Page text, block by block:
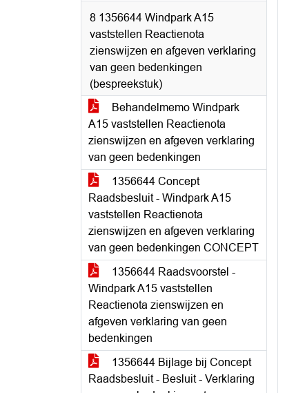
8 1356644 Windpark A15
vaststellen Reactienota
zienswijzen en afgeven verklaring
van geen bedenkingen
(bespreekstuk)
Behandelmemo Windpark
A15 vaststellen Reactienota
zienswijzen en afgeven verklaring
van geen bedenkingen
1356644 Concept
Raadsbesluit - Windpark A15
vaststellen Reactienota
zienswijzen en afgeven verklaring
van geen bedenkingen CONCEPT
1356644 Raadsvoorstel -
Windpark A15 vaststellen
Reactienota zienswijzen en
afgeven verklaring van geen
bedenkingen
1356644 Bijlage bij Concept
Raadsbesluit - Besluit - Verklaring